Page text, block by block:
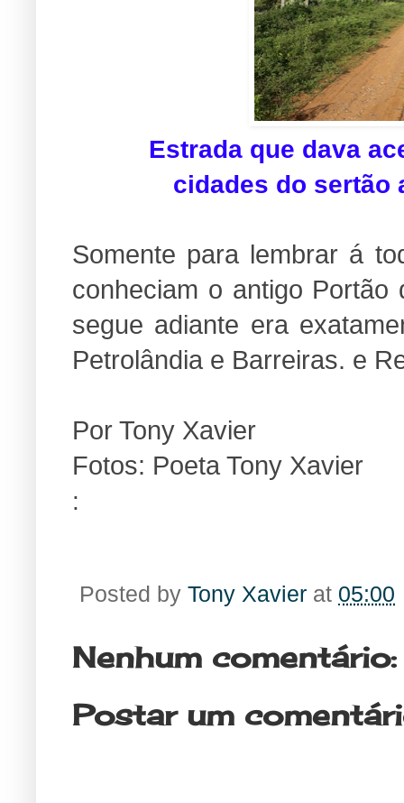
Estrada que dava
cidades do sertão
Somente para lembrar á
conheciam o antigo
segue adiante era
Petrolândia e Barreiras. e
Por Tony Xavier
Fotos: Poeta Tony Xavier
:
Posted by Tony Xavier at 05:00
Nenhum comentário:
Postar um